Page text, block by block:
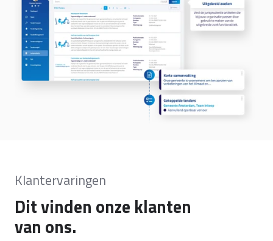
Klantervaringen
Dit vinden onze klanten
van ons.